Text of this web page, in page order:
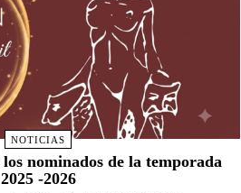
NOTICIAS
nominados de la temporada
2025 -2026